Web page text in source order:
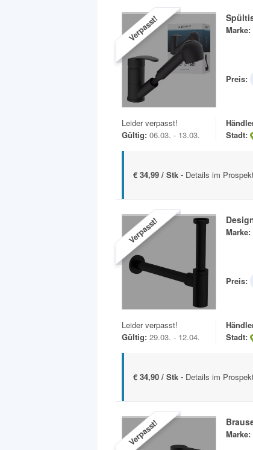
Verpasst! Marke:
Preis:
Leider verpasst!
Gültig: 06.03. - 13.03.
Stadt:
€ 34,99 / Stk - Details im
Verpasst! Marke:
Preis:
Leider verpasst!
Gültig: 29.03. - 12.04.
Stadt:
€ 34,90 / Stk - Details im
Verpasst! Marke: